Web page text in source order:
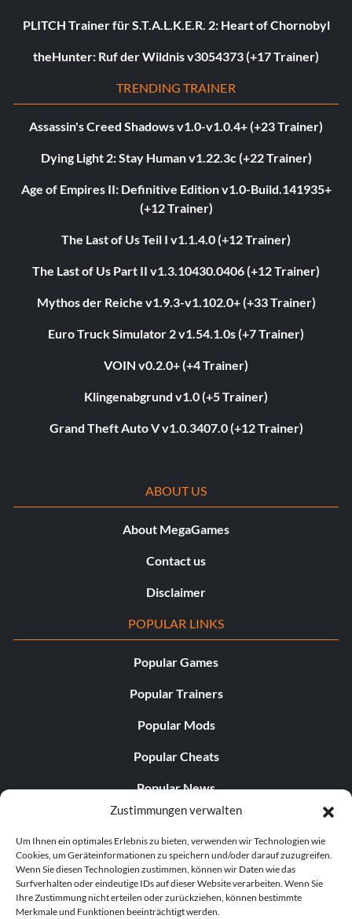
Zustimmungen verwalten
Um Ihnen ein optimales Erlebnis zu bieten, verwenden wir Technologien wie
Cookies, um Geräteinformationen zu speichern und/oder darauf zuzugreifen.
Wenn Sie diesen Technologien zustimmen, können wir Daten wie das
Surfverhalten oder eindeutige IDs auf dieser Website verarbeiten. Wenn Sie
Ihre Zustimmung nicht erteilen oder zurückziehen, können bestimmte
Merkmale und Funktionen beeinträchtigt werden.
PLITCH Trainer für S.T.A.L.K.E.R. 2: Heart of Chornobyl
theHunter: Ruf der Wildnis v3054373 (+17 Trainer)
TRENDING TRAINER
Assassin's Creed Shadows v1.0-v1.0.4+ (+23 Trainer)
Dying Light 2: Stay Human v1.22.3c (+22 Trainer)
Age of Empires II: Definitive Edition v1.0-Build.141935+
(+12 Trainer)
The Last of Us Teil I v1.1.4.0 (+12 Trainer)
The Last of Us Part II v1.3.10430.0406 (+12 Trainer)
Mythos der Reiche v1.9.3-v1.102.0+ (+33 Trainer)
Euro Truck Simulator 2 v1.54.1.0s (+7 Trainer)
VOIN v0.2.0+ (+4 Trainer)
Klingenabgrund v1.0 (+5 Trainer)
Grand Theft Auto V v1.0.3407.0 (+12 Trainer)
ABOUT US
About MegaGames
Contact us
Disclaimer
POPULAR LINKS
Popular Games
Popular Trainers
Popular Mods
Popular Cheats
Popular News
Popular Editorials
Popular Free Games
LATEST UPDATES